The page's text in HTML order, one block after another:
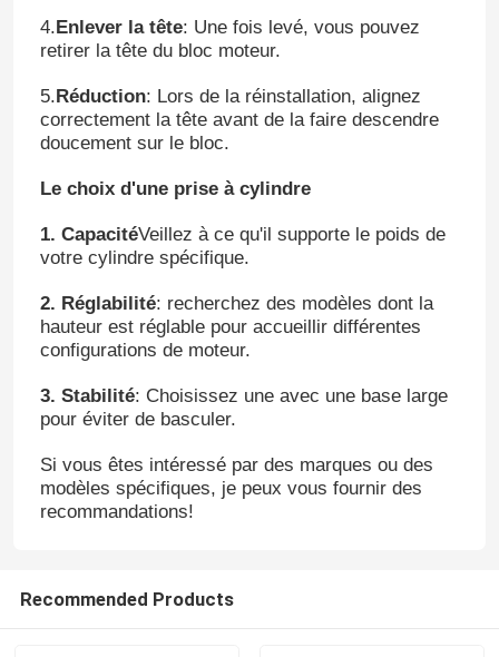
4.Enlever la tête: Une fois levé, vous pouvez
retirer la tête du bloc moteur.
5.Réduction: Lors de la réinstallation, alignez
correctement la tête avant de la faire descendre
doucement sur le bloc.
Le choix d'une prise à cylindre
1. CapacitéVeillez à ce qu'il supporte le poids de
votre cylindre spécifique.
2. Réglabilité: recherchez des modèles dont la
hauteur est réglable pour accueillir différentes
configurations de moteur.
3. Stabilité: Choisissez une avec une base large
pour éviter de basculer.
Si vous êtes intéressé par des marques ou des
modèles spécifiques, je peux vous fournir des
recommandations!
Recommended Products